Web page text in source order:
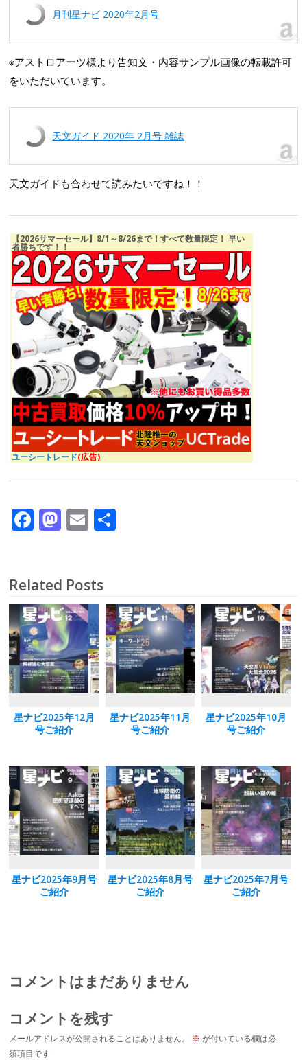
月刊星ナビ 2020年2月号
※アストロアーツ様より告知文・内容サンプル画像の転載許可
をいただいています。
天文ガイド 2020年 2月号 雑誌
天文ガイドも合わせて読みたいですね！！
【2026サマーセール】8/1～8/26まで！すべて数量限定！ 早い
者勝ちです！！
ユーシートレード(広告)
F
b
o
o
k
M
d
o
n
E
l
Related Posts
星ナビ2025年12月
号ご紹介
星ナビ2025年11月
号ご紹介
星ナビ2025年10月
号ご紹介
星ナビ2025年9月号
ご紹介
星ナビ2025年8月号
ご紹介
星ナビ2025年7月号
ご紹介
コメントはまだありません
コメントを残す
メールアドレスが公開されることはありません。 ※ が付いている欄は必
須項目です